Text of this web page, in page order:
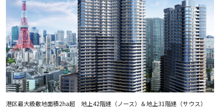
港区最大級敷地面積2ha超 地上42階建（ノース）＆地上31階建（サウス）